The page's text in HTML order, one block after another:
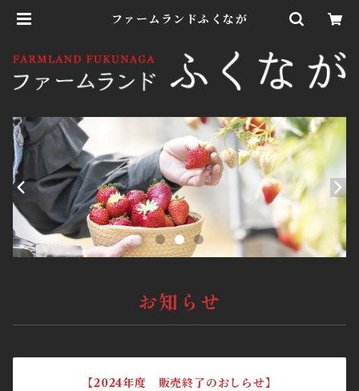
ファームランドふくなが
お知らせ
【2024年度 販売終了のおしらせ】